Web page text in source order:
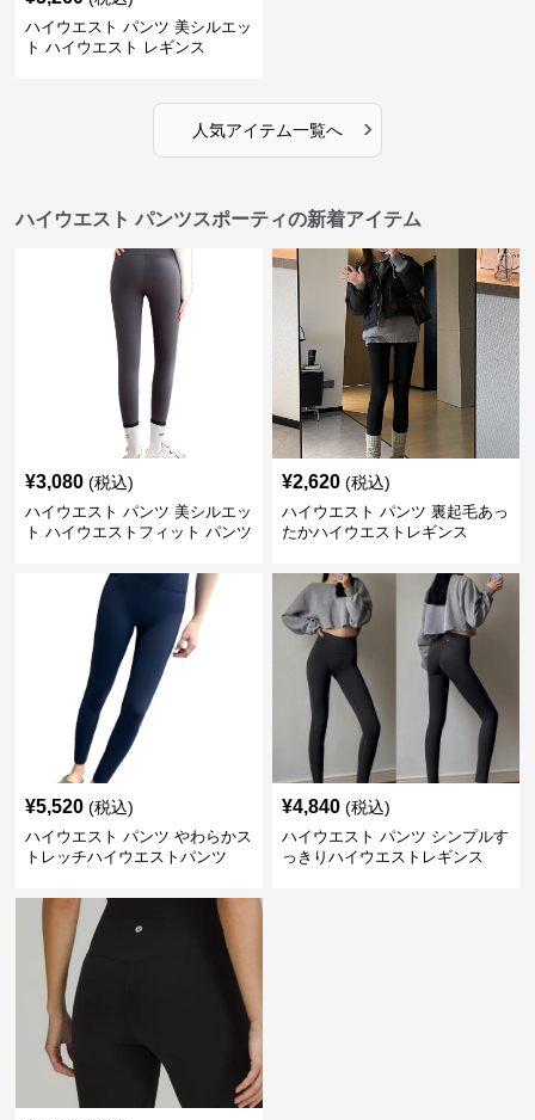
ハイウエスト パンツ 美シルエッ
ト ハイウエスト レギンス
人気アイテム一覧へ ›
ハイウエスト パンツスポーティの新着アイテム
¥3,080 (税込)
ハイウエスト パンツ 美シルエッ
ト ハイウエストフィット パンツ
¥2,620 (税込)
ハイウエスト パンツ 裏起毛あっ
たかハイウエストレギンス
¥5,520 (税込)
ハイウエスト パンツ やわらかス
トレッチハイウエストパンツ
¥4,840 (税込)
ハイウエスト パンツ シンプルす
っきりハイウエストレギンス